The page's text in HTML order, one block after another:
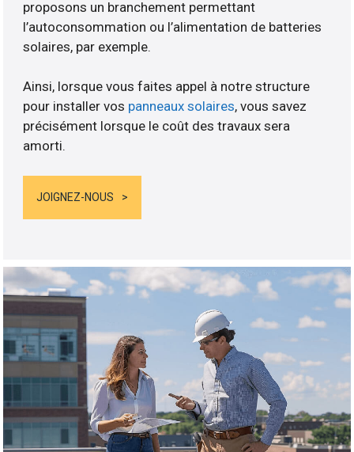
proposons un branchement permettant
l’autoconsommation ou l’alimentation de batteries
solaires, par exemple.
Ainsi, lorsque vous faites appel à notre structure
pour installer vos panneaux solaires, vous savez
précisément lorsque le coût des travaux sera
amorti.
JOIGNEZ-NOUS